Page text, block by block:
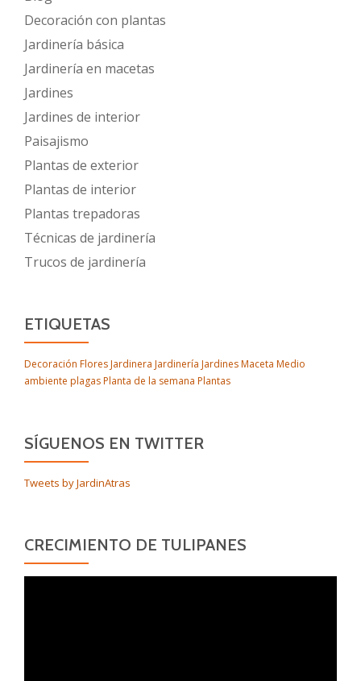
Decoración con plantas
Jardinería básica
Jardinería en macetas
Jardines
Jardines de interior
Paisajismo
Plantas de exterior
Plantas de interior
Plantas trepadoras
Técnicas de jardinería
Trucos de jardinería
ETIQUETAS
Decoración FloresJardinera Jardinería JardinesMaceta Medio
ambiente plagasPlanta de la semana Plantas
SÍGUENOS EN TWITTER
Tweets by JardinAtras
CRECIMIENTO DE TULIPANES